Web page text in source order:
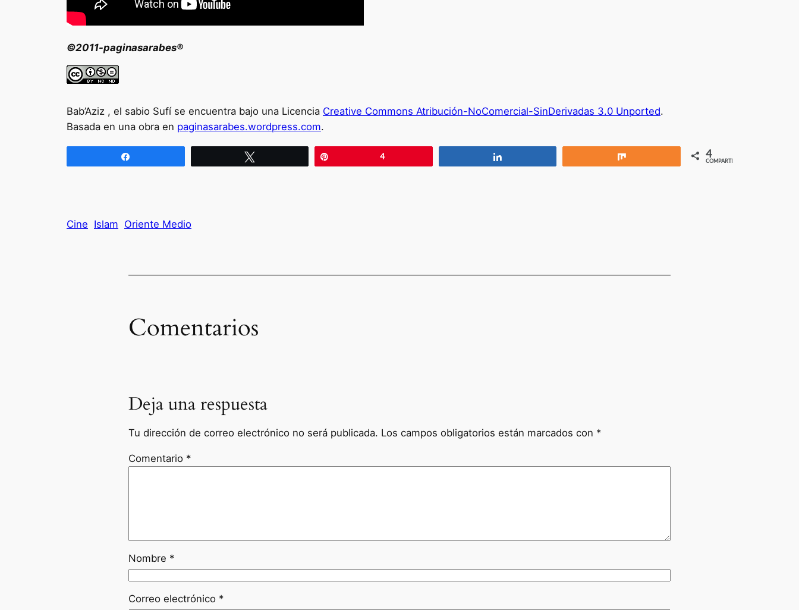
©2011-paginasarabes®
Bab’Aziz , el sabio Sufí se encuentra bajo una Licencia Creative Commons Atribución-NoComercial-SinDerivadas 3.0 Unported.
Basada en una obra en paginasarabes.wordpress.com.
4 4
COMPARTIR
Cine Islam Oriente Medio
Comentarios
Deja una respuesta
Tu dirección de correo electrónico no será publicada. Los campos obligatorios están marcados con *
Comentario *
Nombre *
Correo electrónico *